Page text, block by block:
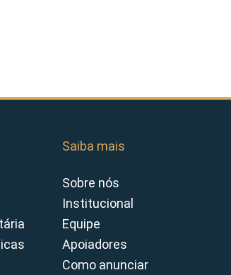
Saiba mais
Sobre nós
Institucional
Equipe
Apoiadores
Como anunciar